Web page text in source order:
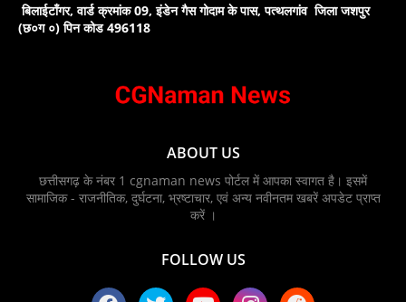
बिलाईटाँगर, वार्ड क्रमांक 09, इंडेन गैस गोदाम के पास, पत्थलगांव जिला जशपुर
(छ०ग ०) पिन कोड 496118
ABOUT US
छत्तीसगढ़ के नंबर 1 cgnaman news पोर्टल में आपका स्वागत है। इसमें
सामाजिक - राजनीतिक, दुर्घटना, भ्रष्टाचार, एवं अन्य नवीनतम खबरें अपडेट प्राप्त
करें ।
FOLLOW US